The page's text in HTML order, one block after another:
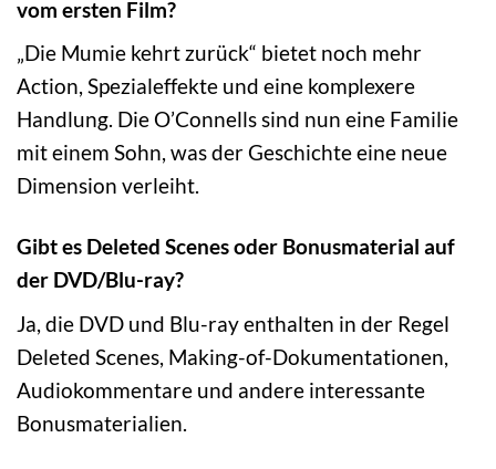
vom ersten Film?
„Die Mumie kehrt zurück“ bietet noch mehr
Action, Spezialeffekte und eine komplexere
Handlung. Die O’Connells sind nun eine Familie
mit einem Sohn, was der Geschichte eine neue
Dimension verleiht.
Gibt es Deleted Scenes oder Bonusmaterial auf
der DVD/Blu-ray?
Ja, die DVD und Blu-ray enthalten in der Regel
Deleted Scenes, Making-of-Dokumentationen,
Audiokommentare und andere interessante
Bonusmaterialien.